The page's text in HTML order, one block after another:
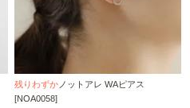
残りわずか ノットアレ WAピアス
[NOA0058]